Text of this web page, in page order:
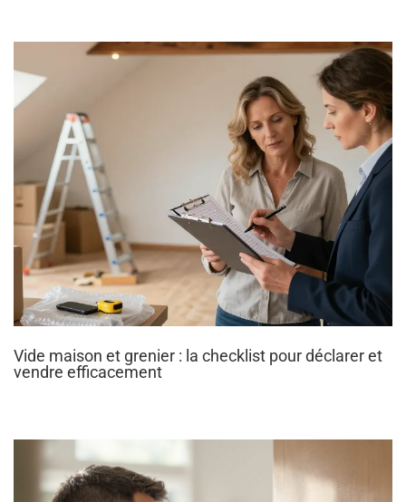
Vide maison et grenier : la checklist pour déclarer et
vendre efficacement